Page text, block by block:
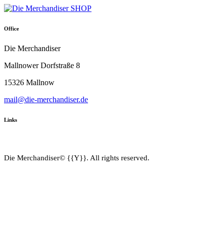
Office
Die Merchandiser
Mallnower Dorfstraße 8
15326 Mallnow
mail@die-merchandiser.de
Links
Die Merchandiser© {{Y}}. All rights reserved.